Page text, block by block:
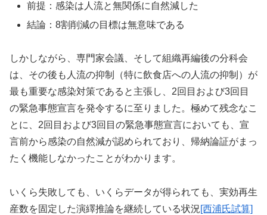
前提：感染は人流と無関係に自然減した
結論：8割削減の目標は無意味である
しかしながら、専門家会議、そして組織再編後の分科会
は、その後も人流の抑制（特に飲食店への人流の抑制）が
最も重要な感染対策であると主張し、2回目および3回目
の緊急事態宣言を発令するに至りました。極めて残念なこ
とに、2回目および3回目の緊急事態宣言においても、宣
言前から感染の自然減が認められており、帰納論証がまっ
たく機能しなかったことがわかります。
いくら失敗しても、いくらデータが得られても、実効再生
産数を固定した演繹推論を継続している状況[西浦氏試算]